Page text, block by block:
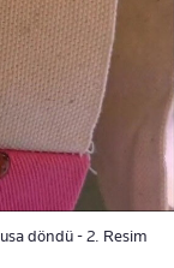
döndü - 2. Resim